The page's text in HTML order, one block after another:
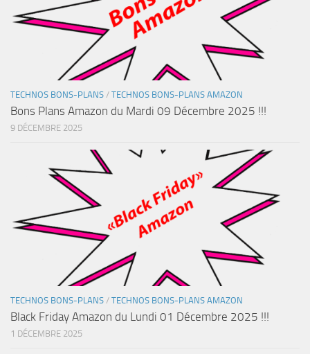
TECHNOS BONS-PLANS / TECHNOS BONS-PLANS AMAZON
Bons Plans Amazon du Mardi 09 Décembre 2025 !!!
9 DÉCEMBRE 2025
TECHNOS BONS-PLANS / TECHNOS BONS-PLANS AMAZON
Black Friday Amazon du Lundi 01 Décembre 2025 !!!
1 DÉCEMBRE 2025